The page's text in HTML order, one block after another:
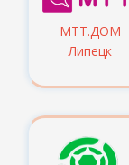
МТТ.ДОМ
Липецк